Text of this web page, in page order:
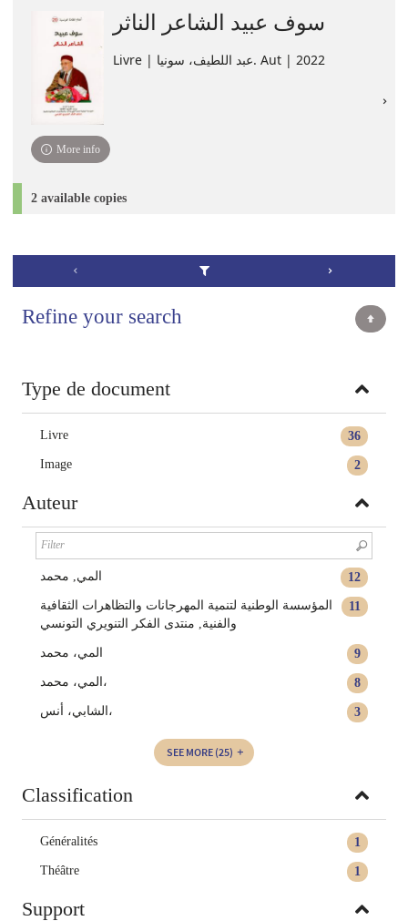
سوف عبيد الشاعر الناثر
Livre | عبد اللطيف، ‏سونيا. Aut | 2022
More info
2 available copies
Refine your search
Type de document
36
Livre
2
Image
Auteur
12 المي‏, ‏محمد‏
11
المؤسسة الوطنية لتنمية المهرجانات والتظاهرات الثقافية
والفنية‏‏‏‏‏, ‏منتدى الفكر التنويري التونسي‏‏
9 المي، ‏محمد‏
8 المي، محمد،
3 الشابي، أنس،
SEE MORE (25)
Classification
1
Généralités
1
Théâtre
Support